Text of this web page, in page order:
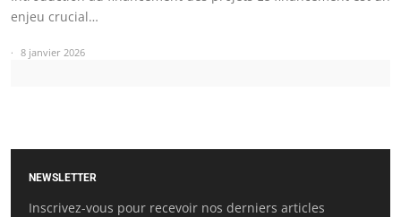
enjeu crucial…
8 janvier 2026
NEWSLETTER
Inscrivez-vous pour recevoir nos derniers articles